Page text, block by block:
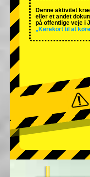
Denne aktivitet
eller et andet
på offentlige veje i
„Kørekort til at